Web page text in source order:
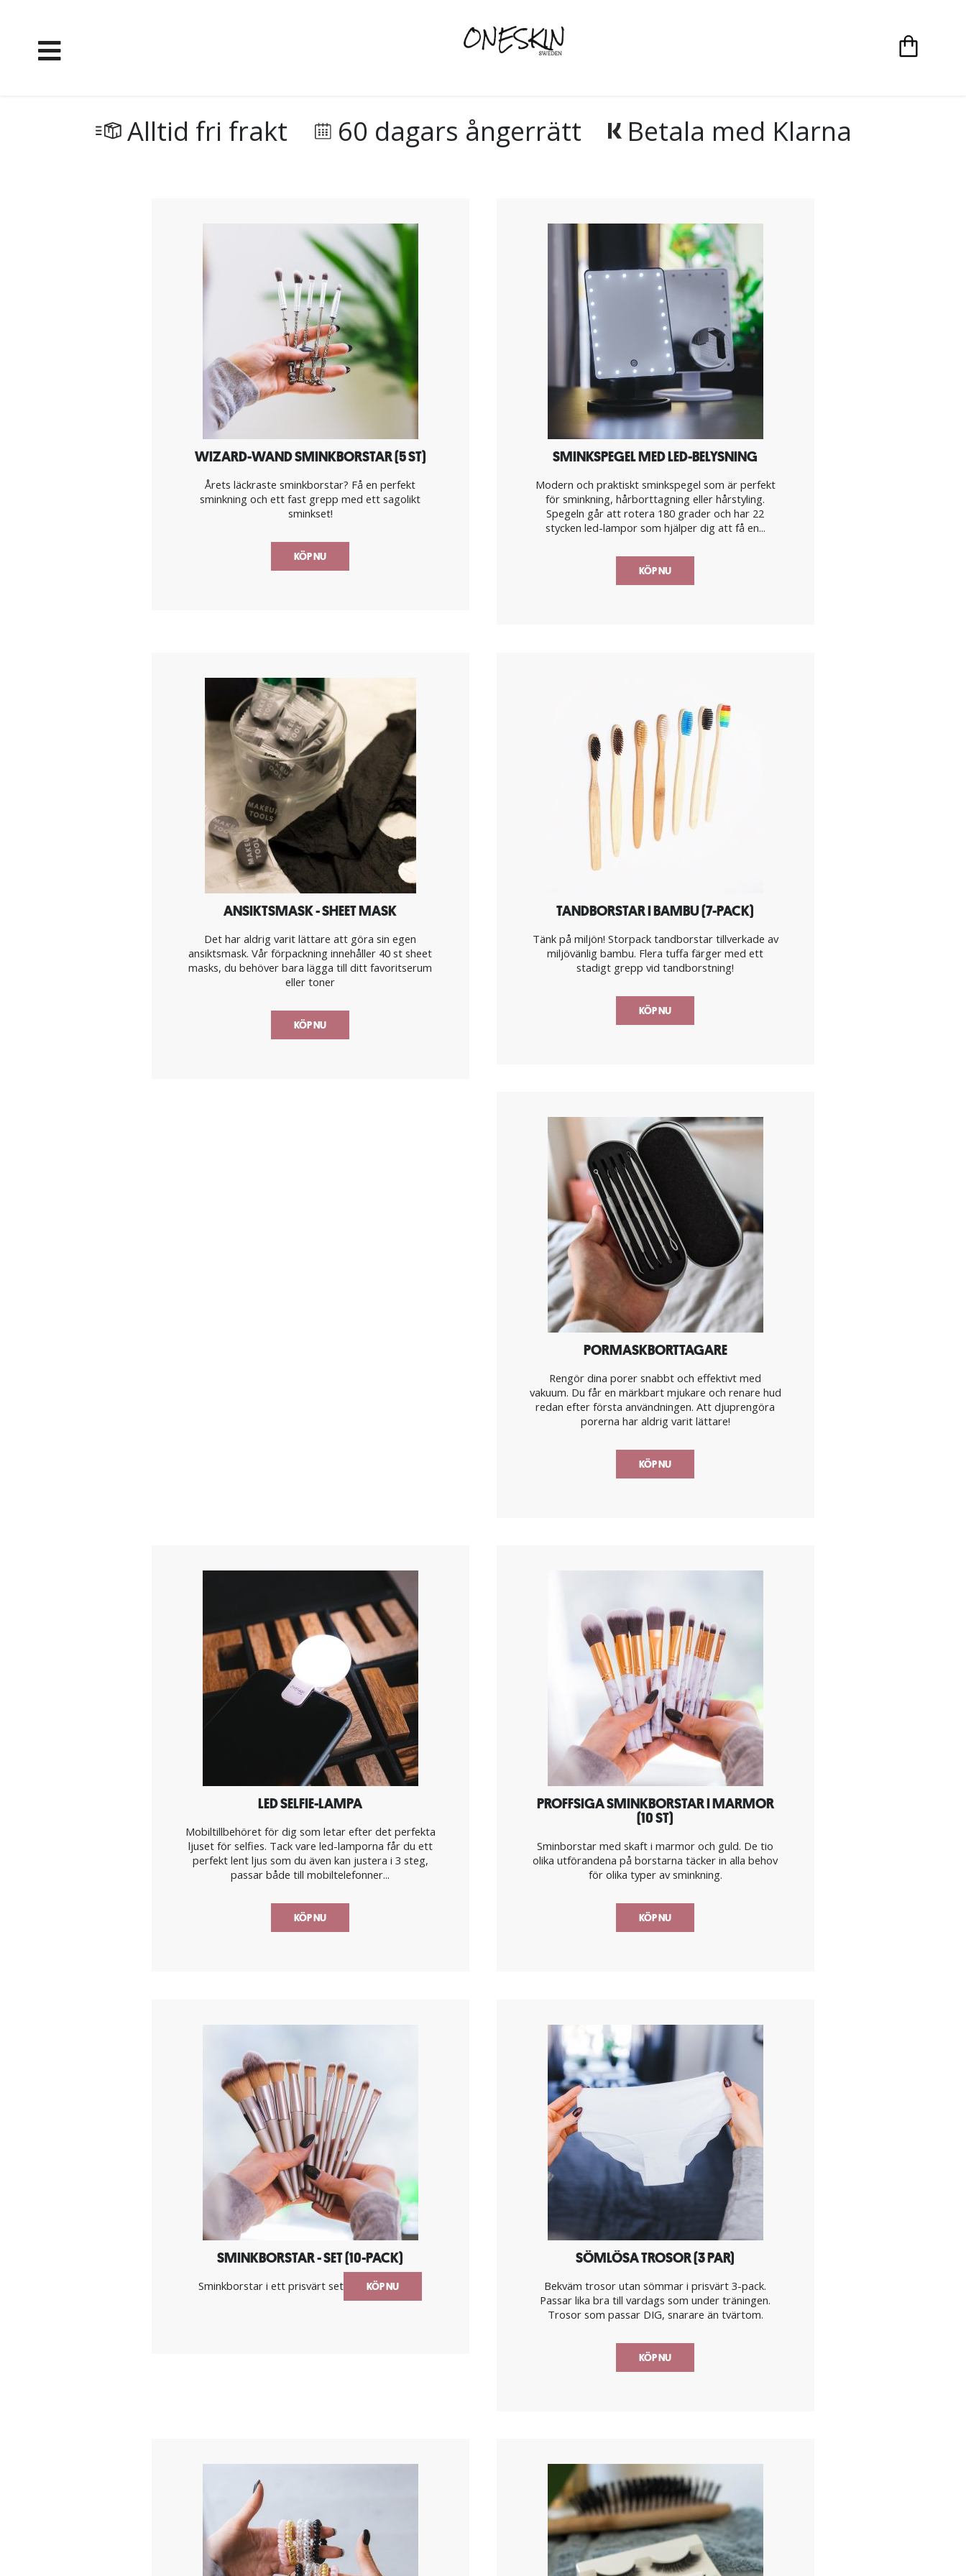
Alltid fri frakt 60 dagars ångerrätt Betala med Klarna
WIZARD-WAND SMINKBORSTAR (5 ST)
Årets läckraste sminkborstar? Få en perfekt
sminkning och ett fast grepp med ett sagolikt
sminkset!
KÖP NU
SMINKSPEGEL MED LED-BELYSNING
Modern och praktiskt sminkspegel som är perfekt
för sminkning, hårborttagning eller hårstyling.
Spegeln går att rotera 180 grader och har 22
stycken led-lampor som hjälper dig att få en...
KÖP NU
ANSIKTSMASK - SHEET MASK
Det har aldrig varit lättare att göra sin egen
ansiktsmask. Vår förpackning innehåller 40 st sheet
masks, du behöver bara lägga till ditt favoritserum
eller toner
KÖP NU
TANDBORSTAR I BAMBU (7-PACK)
Tänk på miljön! Storpack tandborstar tillverkade av
miljövänlig bambu. Flera tuffa färger med ett
stadigt grepp vid tandborstning!
KÖP NU
PORMASKBORTTAGARE
Rengör dina porer snabbt och effektivt med
vakuum. Du får en märkbart mjukare och renare hud
redan efter första användningen. Att djuprengöra
porerna har aldrig varit lättare!
KÖP NU
LED SELFIE-LAMPA
Mobiltillbehöret för dig som letar efter det perfekta
ljuset för selfies. Tack vare led-lamporna får du ett
perfekt lent ljus som du även kan justera i 3 steg,
passar både till mobiltelefonner...
KÖP NU
PROFFSIGA SMINKBORSTAR I MARMOR
(10 ST)
Sminborstar med skaft i marmor och guld. De tio
olika utförandena på borstarna täcker in alla behov
för olika typer av sminkning.
KÖP NU
SMINKBORSTAR - SET (10-PACK)
Sminkborstar i ett prisvärt set KÖP NU
SÖMLÖSA TROSOR (3 PAR)
Bekväm trosor utan sömmar i prisvärt 3-pack.
Passar lika bra till vardags som under träningen.
Trosor som passar DIG, snarare än tvärtom.
KÖP NU